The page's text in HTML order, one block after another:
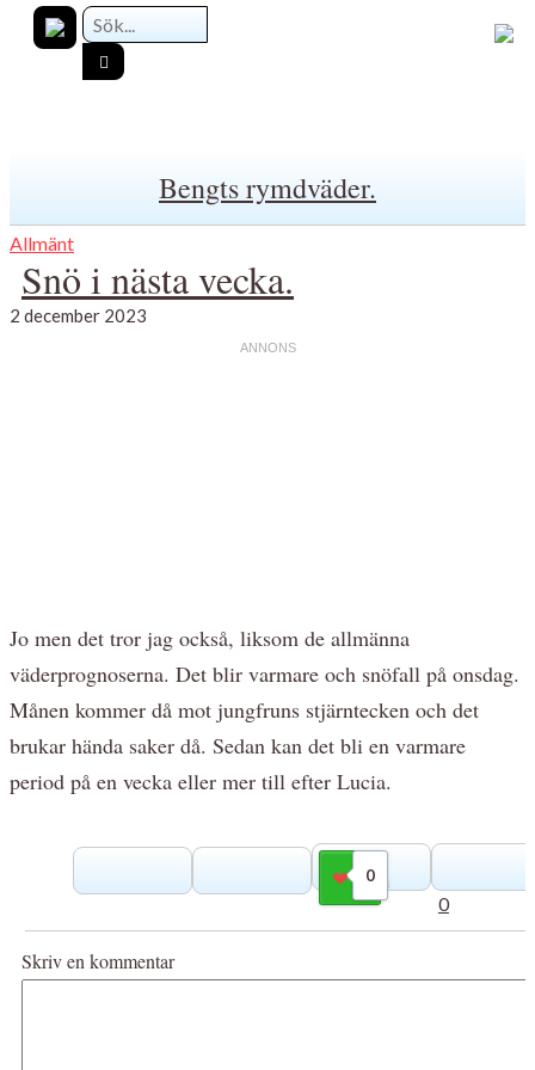
Bengts rymdväder.
Allmänt
Snö i nästa vecka.
2 december 2023
Jo men det tror jag också, liksom de allmänna
väderprognoserna. Det blir varmare och snöfall på onsdag.
Månen kommer då mot jungfruns stjärntecken och det
brukar hända saker då. Sedan kan det bli en varmare
period på en vecka eller mer till efter Lucia.
0
Gilla
0
Skriv en kommentar